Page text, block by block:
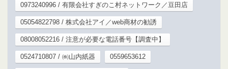
0973240996 / 有限会社すぎのこ村ネットワーク／豆田店
05054822798 / 株式会社アイ／web商材の勧誘
08008052216 / 注意が必要な電話番号【調査中】
0524710807 / ㈱山内紙器 0559653612